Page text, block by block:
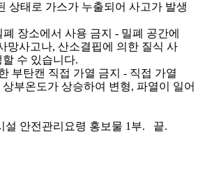
상태로 가스가 누출되어 사고가 발생
장소에서 사용 금지 - 밀폐 공간에
망사고나, 산소결핍에 의한 질식 사
수 있습니다.
부탄캔 직접 가열 금지 - 직접 가열
부온도가 상승하여 변형, 파열이 일어
설 안전관리요령 홍보물 1부.   끝.